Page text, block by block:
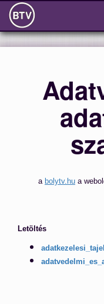
a bolytv.hu a
Letöltés